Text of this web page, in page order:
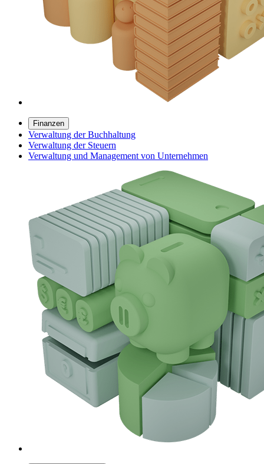
Finanzen
Verwaltung der Buchhaltung
Verwaltung der Steuern
Verwaltung und Management von Unternehmen